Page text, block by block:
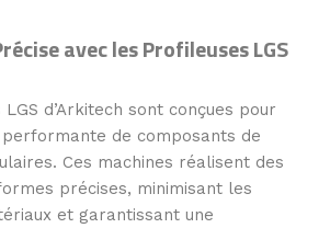
avec les Profileuses LGS
d’Arkitech sont conçues pour
de composants de
Ces machines réalisent des
précises, minimisant les
et garantissant une